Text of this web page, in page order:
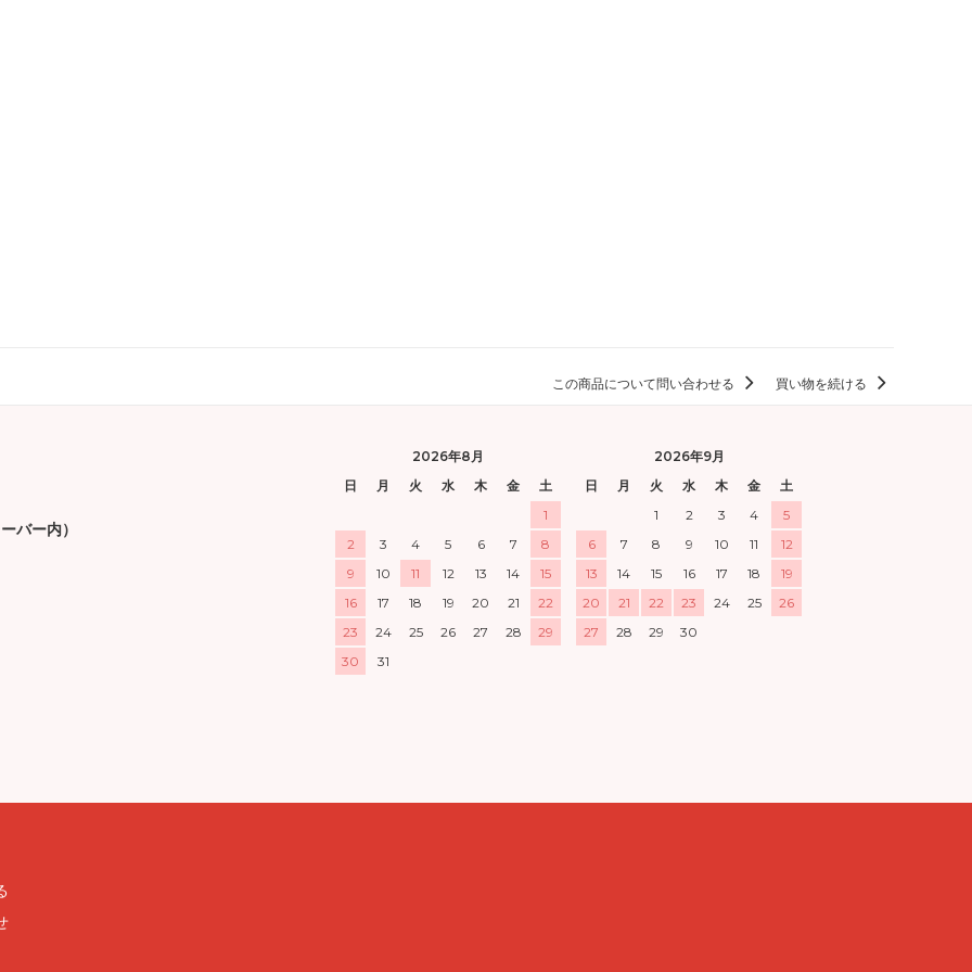
この商品について問い合わせる 買い物を続ける
バー内）
2026年8月
日
月 火 水 木 金
土
1
2
3 4 5 6 7
8
9
10 11 12 13 14
15
16
17 18 19 20 21
22
23
24 25 26 27 28
29
30
31
2026年9月
日
月 火 水 木 金
土
1
2 3 4
5
6
7 8 9 10 11
12
13
14 15 16 17 18
19
20
21 22 23 24 25
26
27
28 29 30